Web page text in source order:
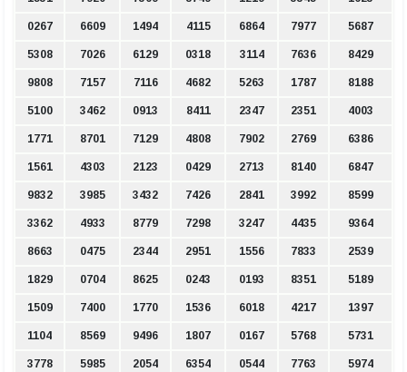
0267 6609 1494 4115 6864 7977 5687
5308 7026 6129 0318 3114 7636 8429
9808 7157 7116 4682 5263 1787 8188
5100 3462 0913 8411 2347 2351 4003
1771 8701 7129 4808 7902 2769 6386
1561 4303 2123 0429 2713 8140 6847
9832 3985 3432 7426 2841 3992 8599
3362 4933 8779 7298 3247 4435 9364
8663 0475 2344 2951 1556 7833 2539
1829 0704 8625 0243 0193 8351 5189
1509 7400 1770 1536 6018 4217 1397
1104 8569 9496 1807 0167 5768 5731
3778 5985 2054 6354 0544 7763 5974